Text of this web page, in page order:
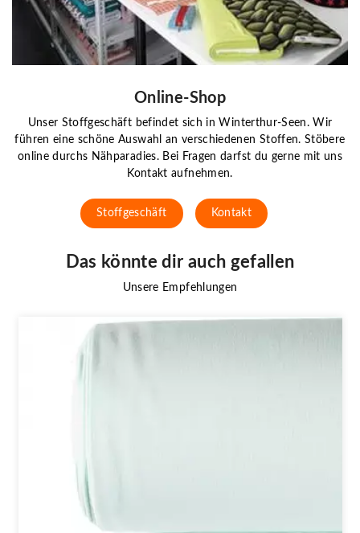
Online-Shop
Unser Stoffgeschäft befindet sich in Winterthur-Seen. Wir
führen eine schöne Auswahl an verschiedenen Stoffen. Stöbere
online durchs Nähparadies. Bei Fragen darfst du gerne mit uns
Kontakt aufnehmen.
Stoffgeschäft Kontakt
Das könnte dir auch gefallen
Unsere Empfehlungen